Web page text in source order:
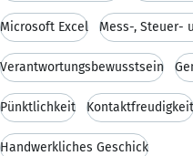
Microsoft Excel Mess-, Steuer-
Verantwortungsbewusstsein
Pünktlichkeit Kontaktfreudigkeit
Handwerkliches Geschick